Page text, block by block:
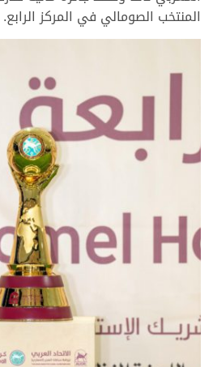
المنتخب الصومالي في المركز الرابع.